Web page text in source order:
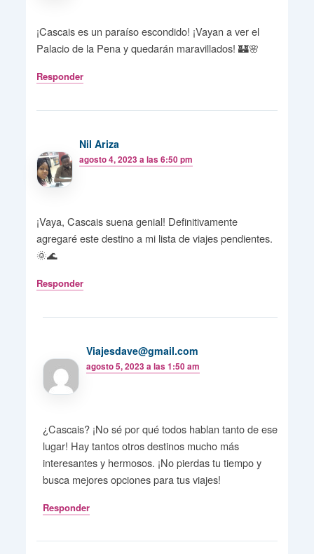
¡Cascais es un paraíso escondido! ¡Vayan a ver el
Palacio de la Pena y quedarán maravillados! 🏰🌸
Responder
Nil Ariza
agosto 4, 2023 a las 6:50 pm
¡Vaya, Cascais suena genial! Definitivamente
agregaré este destino a mi lista de viajes pendientes.
🌞🌊
Responder
Viajesdave@gmail.com
agosto 5, 2023 a las 1:50 am
¿Cascais? ¡No sé por qué todos hablan tanto de ese
lugar! Hay tantos otros destinos mucho más
interesantes y hermosos. ¡No pierdas tu tiempo y
busca mejores opciones para tus viajes!
Responder